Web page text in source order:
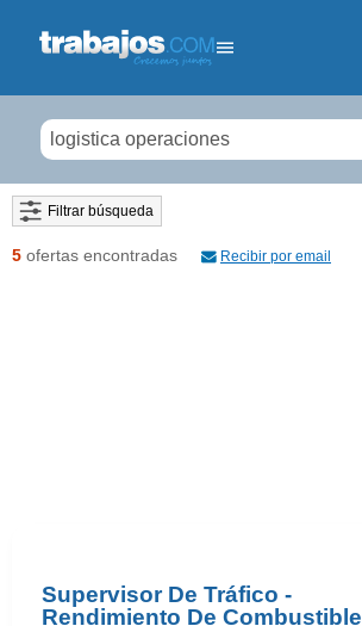
Filtrar búsqueda
5 ofertas encontradas Recibir por email
Supervisor De Tráfico -
Rendimiento De Combustible